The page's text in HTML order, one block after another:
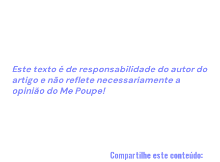
Este texto é de responsabilidade do autor do
artigo e não reflete necessariamente a
opinião do Me Poupe!
Compartilhe este conteúdo: